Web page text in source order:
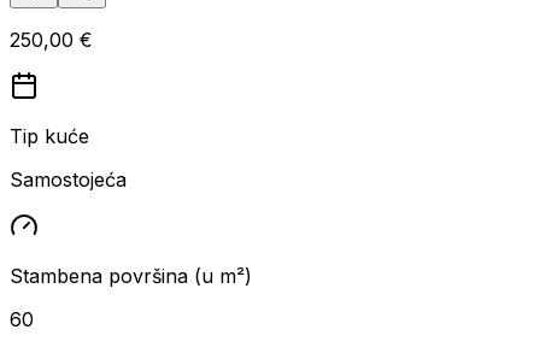
250,00 €
Tip kuće
Samostojeća
Stambena površina (u m²)
60